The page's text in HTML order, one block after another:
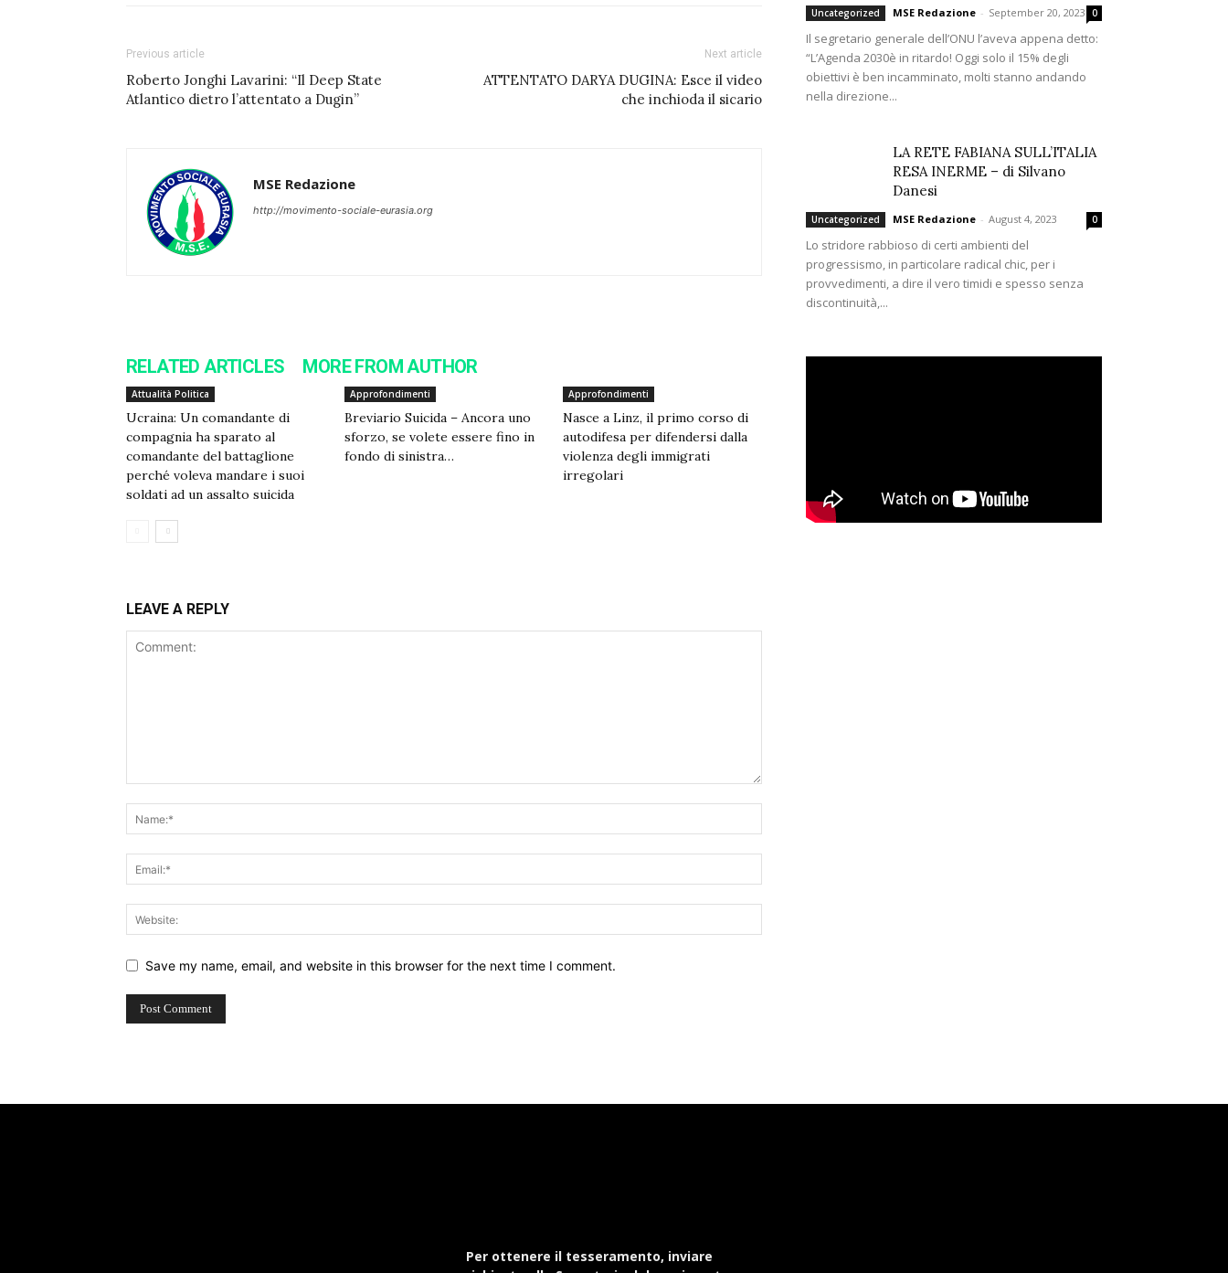
Previous article
Roberto Jonghi Lavarini: “Il Deep State
Atlantico dietro l’attentato a Dugin”
Next article
ATTENTATO DARYA DUGINA: Esce il video
che inchioda il sicario
MSE Redazione
http://movimento-sociale-eurasia.org
RELATED ARTICLES MORE FROM AUTHOR
Attualità Politica
Ucraina: Un comandante di
compagnia ha sparato al
comandante del battaglione
perché voleva mandare i suoi
soldati ad un assalto suicida
Approfondimenti
Breviario Suicida – Ancora uno
sforzo, se volete essere fino in
fondo di sinistra…
Approfondimenti
Nasce a Linz, il primo corso di
autodifesa per difendersi dalla
violenza degli immigrati
irregolari
LEAVE A REPLY
Save my name, email, and website in this browser for the next time I comment.
Uncategorized MSE Redazione - September 20, 2023 0
Il segretario generale dell’ONU l’aveva appena detto:
“L’Agenda 2030è in ritardo! Oggi solo il 15% degli
obiettivi è ben incamminato, molti stanno andando
nella direzione...
LA RETE FABIANA SULL’ITALIA
RESA INERME – di Silvano
Danesi
Uncategorized MSE Redazione - August 4, 2023 0
Lo stridore rabbioso di certi ambienti del
progressismo, in particolare radical chic, per i
provvedimenti, a dire il vero timidi e spesso senza
discontinuità,...
Per ottenere il tesseramento, inviare